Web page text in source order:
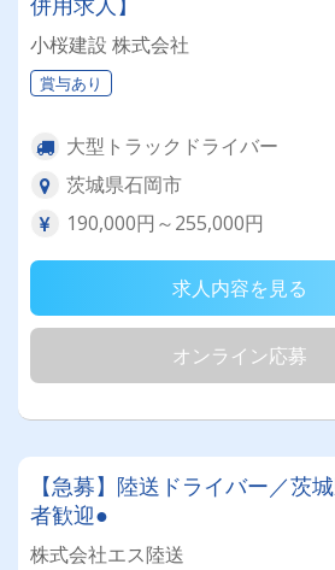
小桜建設 株式会社
賞与あり
大型トラックドライバー
茨城県石岡市
190,000円～255,000円
求人内容を見る
オンライン応募
【急募】陸送ドライバー／茨
者歓迎●
株式会社エス陸送